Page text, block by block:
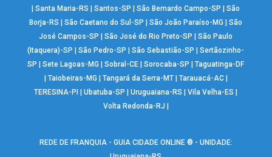
|Santa Maria-RS |Santos-SP |São Bernardo Campo-SP |São
Borja-RS
|São Caetano do Sul-SP |São João Paraíso-MG |São
José Campos-SP
|São José do Rio Preto-SP |São Paulo
(Itaquera)-SP
|São Pedro-SP |São Sebastião-SP |Sertãozinho-
SP
|Sete Lagoas-MG |Sobral-CE |Sorocaba-SP |Taguatinga-DF
Taiobeiras-MG Tangará da Serra-MT| Tarauacá-AC|
TERESINA-PI
|Ubatuba-SP |Uruguaiana-RS |Vila Velha-ES
Volta Redonda-RJ
REDE DE FRANQUIA - GUIA CIDADE ONLINE ® - UNIDADE: